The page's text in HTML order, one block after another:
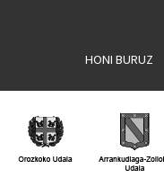
HONI BURUZ